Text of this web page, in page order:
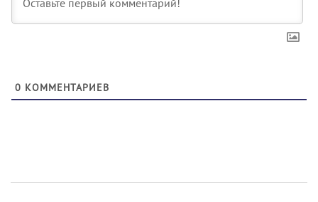
0 КОММЕНТАРИЕВ